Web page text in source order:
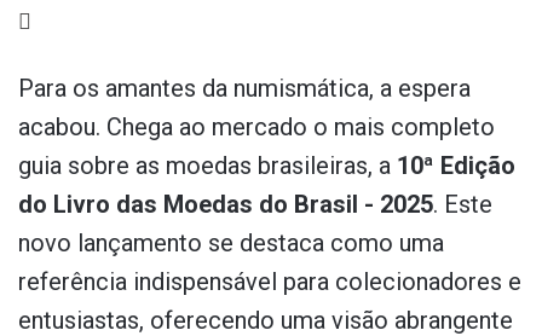
Para os amantes da numismática, a espera
acabou. Chega ao mercado o mais completo
guia sobre as moedas brasileiras, a 10ª Edição
do Livro das Moedas do Brasil - 2025. Este
novo lançamento se destaca como uma
referência indispensável para colecionadores e
entusiastas, oferecendo uma visão abrangente